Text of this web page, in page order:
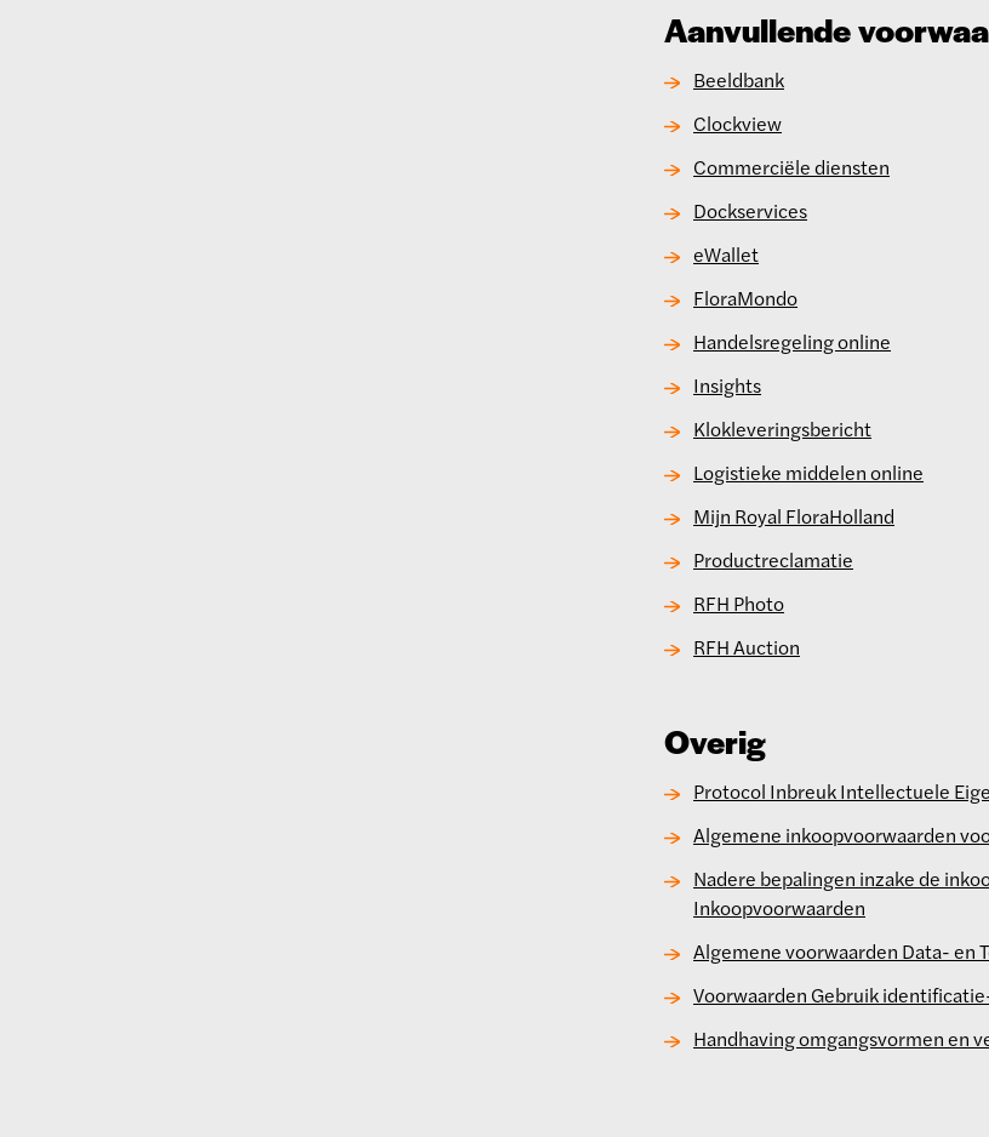
Aanvullende
Beeldbank
Clockview
Commerciële diensten
Dockservices
eWallet
FloraMondo
Handelsregeling online
Insights
Klokleveringsbericht
Logistieke middelen online
Mijn Royal FloraHolland
Productreclamatie
RFH Photo
RFH Auction
Overig
Protocol Inbreuk Intellectuele
Algemene inkoopvoorwaarden
Nadere bepalingen inzake de
Inkoopvoorwaarden
Algemene voorwaarden Data- en
Voorwaarden Gebruik
Handhaving omgangsvormen en